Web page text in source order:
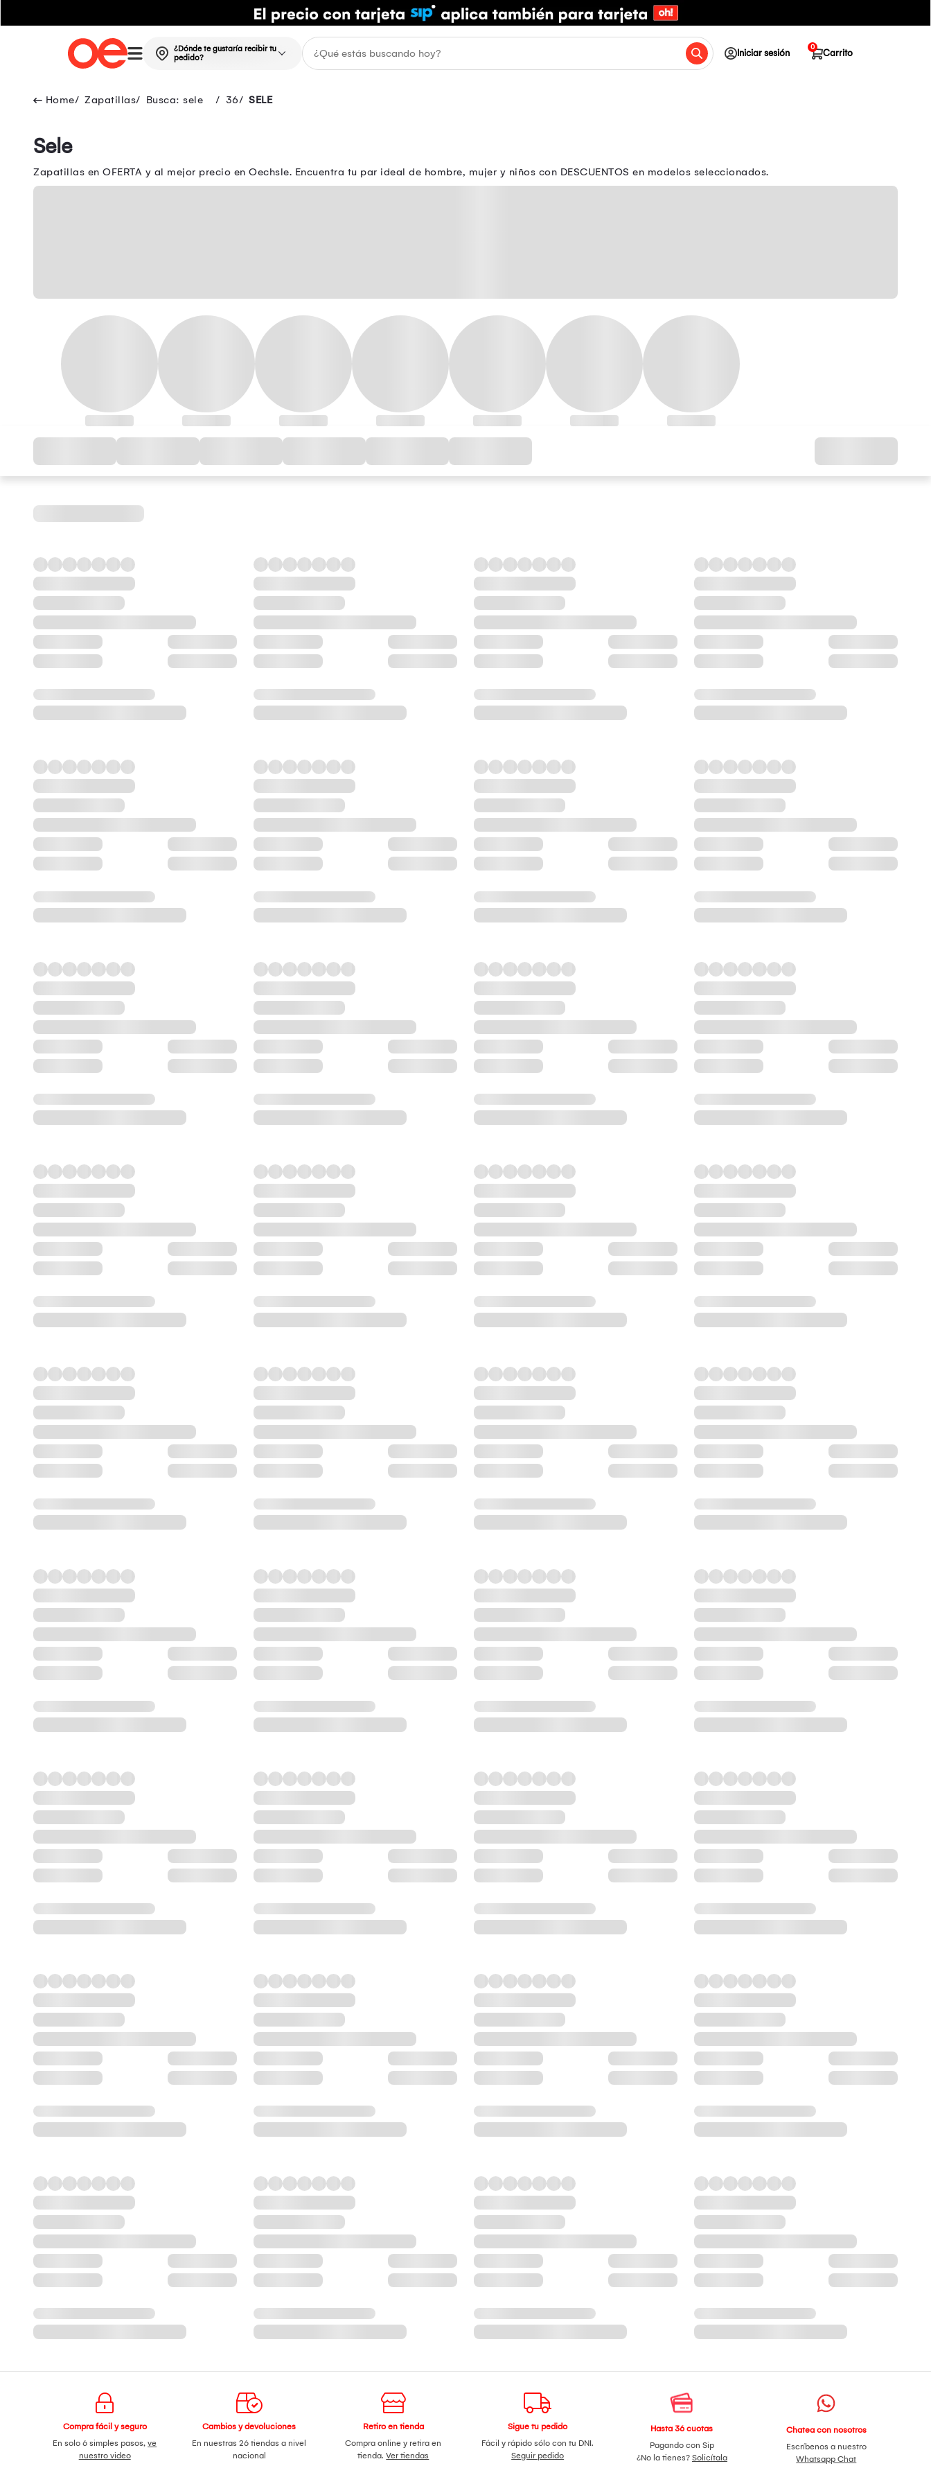
¿Dónde te gustaría recibir tu
pedido?
Iniciar sesión Carrito
0
Zapatillas Busca: sele 36 SELE
Sele
Zapatillas en OFERTA y al mejor precio en Oechsle. Encuentra tu par ideal de hombre, mujer y niños con DESCUENTOS en modelos seleccionados.
Compra fácil y seguro
En solo 6 simples pasos,ve
nuestro video
Cambios y devoluciones
En nuestras 26 tiendas a nivel
nacional
Retiro en tienda
Compra online y retira en
tienda.Ver tiendas
Sigue tu pedido
Fácil y rápido sólo con tu DNI.
Seguir pedido
Hasta 36 cuotas
Pagando con Sip
¿No la tienes? Solicítala
Chatea con nosotros
Escríbenos a nuestro
Whatsapp Chat